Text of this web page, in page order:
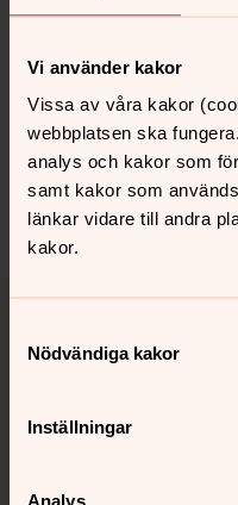
Vi använder kakor
Vissa av våra kakor
webbplatsen ska
analys och kakor som
samt kakor som
länkar vidare till andra
kakor.
Nödvändiga kakor
Inställningar
Analys
Senast ändrad 2 juni 2026
Synpunkter eller
innehåll?
Dela
Kalender